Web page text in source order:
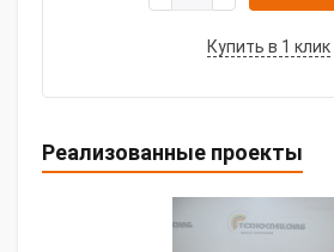
Купить в 1 клик
Реализованные проекты